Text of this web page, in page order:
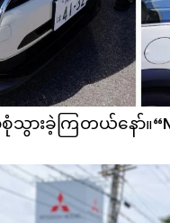
ားခဲ့ကြတယ်နော်။